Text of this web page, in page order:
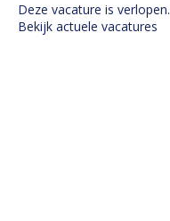
Deze vacature is verlopen.
Bekijk actuele vacatures